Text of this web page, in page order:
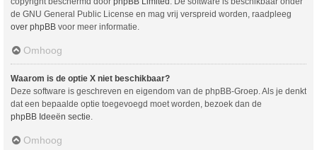
de GNU General Public License en mag vrij verspreid worden, raadpleeg
over phpBB voor meer informatie.
Omhoog
Waarom is de optie X niet beschikbaar?
Deze software is geschreven en eigendom van de phpBB-Groep. Als je denkt
dat een bepaalde optie toegevoegd moet worden, bezoek dan de
phpBB Ideeën sectie.
Omhoog